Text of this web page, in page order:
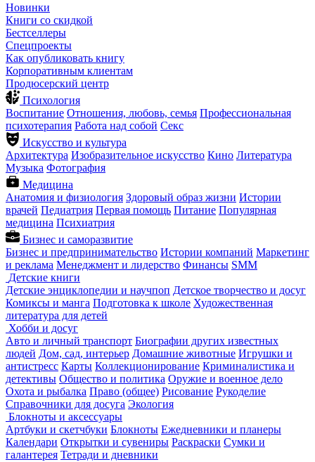
Новинки
Книги со скидкой
Бестселлеры
Спецпроекты
Как опубликовать книгу
Корпоративным клиентам
Продюсерский центр
Психология
Воспитание Отношения, любовь, семья Профессиональная
психотерапия Работа над собой Секс
Искусство и культура
Архитектура Изобразительное искусство Кино Литература
Музыка Фотография
Медицина
Анатомия и физиология Здоровый образ жизни Истории
врачей Педиатрия Первая помощь Питание Популярная
медицина Психиатрия
Бизнес и саморазвитие
Бизнес и предпринимательство Истории компаний Маркетинг
и реклама Менеджмент и лидерство Финансы SMM
Детские книги
Детские энциклопедии и научпоп Детское творчество и досуг
Комиксы и манга Подготовка к школе Художественная
литература для детей
Хобби и досуг
Авто и личный транспорт Биографии других известных
людей Дом, сад, интерьер Домашние животные Игрушки и
антистресс Карты Коллекционирование Криминалистика и
детективы Общество и политика Оружие и военное дело
Охота и рыбалка Право (общее) Рисование Рукоделие
Справочники для досуга Экология
Блокноты и аксессуары
Артбуки и скетчбуки Блокноты Ежедневники и планеры
Календари Открытки и сувениры Раскраски Сумки и
галантерея Тетради и дневники